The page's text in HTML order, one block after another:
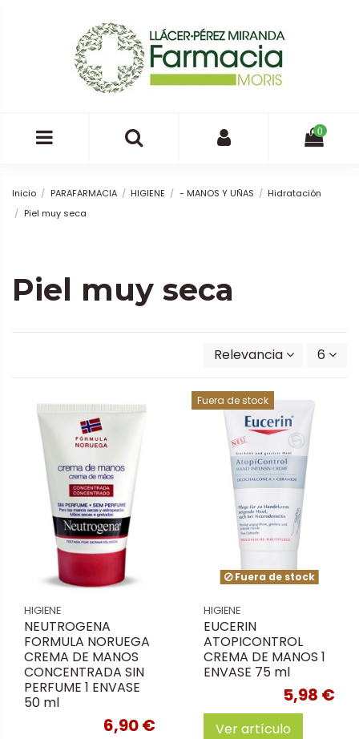
0
Inicio PARAFARMACIA HIGIENE - MANOS Y UÑAS
Hidratación
Piel muy seca
Piel muy seca
Relevancia 6
HIGIENE
NEUTROGENA
FORMULA NORUEGA
CREMA DE MANOS
CONCENTRADA SIN
PERFUME 1 ENVASE
50 ml
6,90 €
Fuera de stock
Fuera de stock
HIGIENE
EUCERIN
ATOPICONTROL
CREMA DE MANOS 1
ENVASE 75 ml
5,98 €
Ver artículo